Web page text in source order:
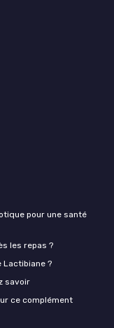
pour une santé
les repas ?
Lactibiane ?
savoir
ce complément